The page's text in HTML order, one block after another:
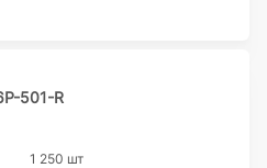
501-R
1 250 шт